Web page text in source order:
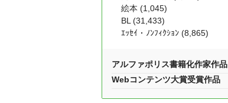
絵本 (1,045)
BL (31,433)
ｴｯｾｲ・ﾉﾝﾌｨｸｼｮﾝ (8,865)
アルファポリス書籍化作家作品
Webコンテンツ大賞受賞作品